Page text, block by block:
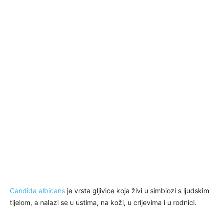
Candida albicans je vrsta gljivice koja živi u simbiozi s ljudskim
tijelom, a nalazi se u ustima, na koži, u crijevima i u rodnici.